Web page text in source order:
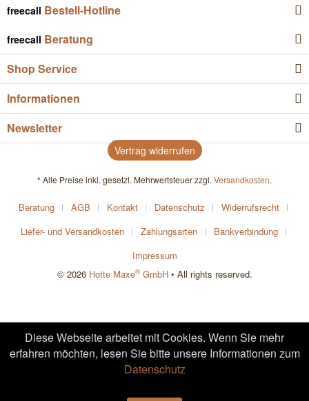
freecall Bestell-Hotline
freecall Beratung
Shop Service
Informationen
Newsletter
Vertrag widerrufen
* Alle Preise inkl. gesetzl. Mehrwertsteuer zzgl. Versandkosten.
Beratung AGB Kontakt Datenschutz
Widerrufsrecht
Liefer- und Versandkosten
Zahlungsarten
Bankverbindung
Impressum
© 2026 Hotte Maxe®GmbH• All rights reserved.
Diese Webseite arbeitet mit Cookies. Wenn Sie mehr
erfahren möchten, lesen Sie bitte unsere Informationen zum
Datenschutz